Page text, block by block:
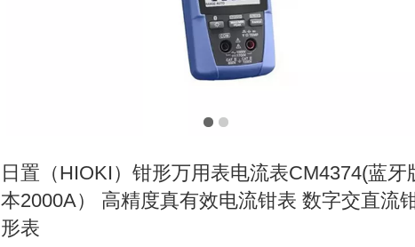
日置（HIOKI）钳形万用表电流表CM4374(蓝牙
本2000A） 高精度真有效电流钳表 数字交直流
形表